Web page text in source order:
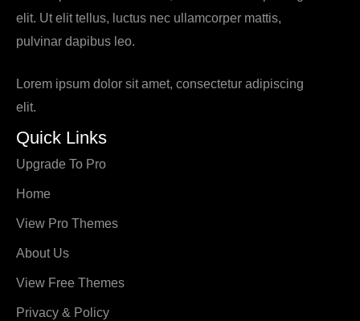
elit. Ut elit tellus, luctus nec ullamcorper mattis,
pulvinar dapibus leo.
Lorem ipsum dolor sit amet, consectetur adipiscing
elit.
Quick Links
Upgrade To Pro
Home
View Pro Themes
About Us
View Free Themes
Privacy & Policy